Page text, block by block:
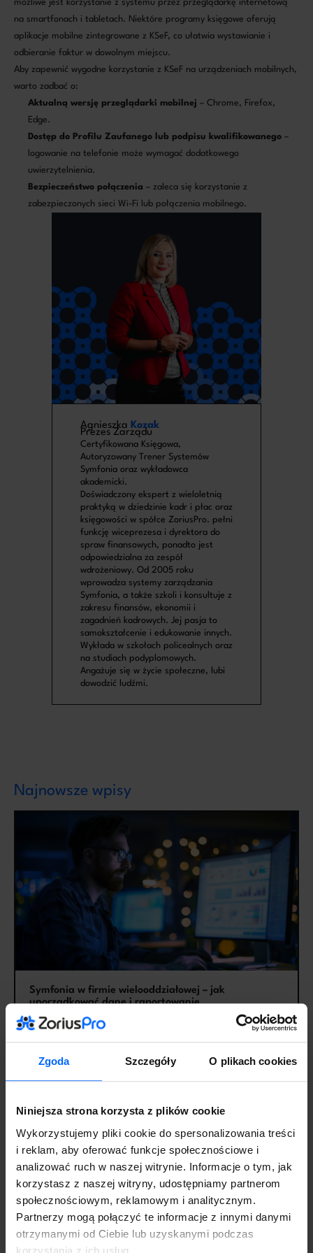
Zgoda Szczegóły O plikach cookies
Niniejsza strona korzysta z plików cookie
Wykorzystujemy pliki cookie do spersonalizowania treści
i reklam, aby oferować funkcje społecznościowe i
analizować ruch w naszej witrynie. Informacje o tym, jak
korzystasz z naszej witryny, udostępniamy partnerom
społecznościowym, reklamowym i analitycznym.
Partnerzy mogą połączyć te informacje z innymi danymi
otrzymanymi od Ciebie lub uzyskanymi podczas
korzystania z ich usług.
możliwe jest korzystanie z systemu przez przeglądarkę internetową
na smartfonach i tabletach. Niektóre programy księgowe oferują
aplikacje mobilne zintegrowane z KSeF, co ułatwia wystawianie i
odbieranie faktur w dowolnym miejscu.
Aby zapewnić wygodne korzystanie z KSeF na urządzeniach mobilnych,
warto zadbać o:
Aktualną wersję przeglądarki mobilnej – Chrome, Firefox,
Edge.
Dostęp do Profilu Zaufanego lub podpisu kwalifikowanego –
logowanie na telefonie może wymagać dodatkowego
uwierzytelnienia.
Bezpieczeństwo połączenia – zaleca się korzystanie z
zabezpieczonych sieci Wi-Fi lub połączenia mobilnego.
Agnieszka Kozak
Prezes Zarządu
Certyfikowana Księgowa,
Autoryzowany Trener Systemów
Symfonia oraz wykładowca
akademicki.
Doświadczony ekspert z wieloletnią
praktyką w dziedzinie kadr i płac oraz
księgowości w spółce ZoriusPro. pełni
funkcję wiceprezesa i dyrektora do
spraw finansowych, ponadto jest
odpowiedzialna za zespół
wdrożeniowy. Od 2005 roku
wprowadza systemy zarządzania
Symfonia, a także szkoli i konsultuje z
zakresu finansów, ekonomii i
zagadnień kadrowych. Jej pasja to
samokształcenie i edukowanie innych.
Wykłada w szkołach policealnych oraz
na studiach podyplomowych.
Angażuje się w życie społeczne, lubi
dowodzić ludźmi.
Najnowsze wpisy
Symfonia w firmie wielooddziałowej – jak
uporządkować dane i raportowanie
Jak wybrać system ERP – zasady, kryteria i krok po
7 lipca 2026Aktualności